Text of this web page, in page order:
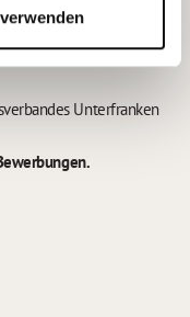
Unterfranken